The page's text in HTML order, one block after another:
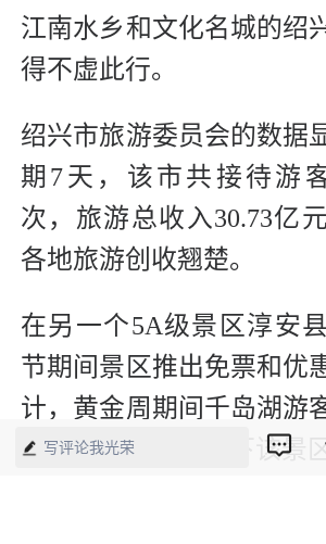
江南水乡和文化名城的绍
得不虚此行。
绍兴市旅游委员会的数据
期7天，该市共接待游
次，旅游总收入30.73亿
各地旅游创收翘楚。
在另一个5A级景区淳安
节期间景区推出免票和优
计，黄金周期间千岛湖游
突破10万人次，创下该景
写评论我光荣